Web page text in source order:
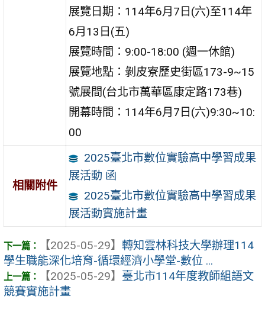
展覽日期：114年6月7日(六)至114年
6月13日(五)
展覽時間：9:00-18:00 (週一休館)
展覽地點：剝皮寮歷史街區173-9~15
號展間(台北市萬華區康定路173巷)
開幕時間：114年6月7日(六)9:30~10:
00
相關附件
2025臺北市數位實驗高中學習成果
展活動 函
2025臺北市數位實驗高中學習成果
展活動實施計畫
【2025-05-29】 轉知雲林科技大學辦理114
學生職能深化培育-循環經濟小學堂-數位 ...
【2025-05-29】 臺北市114年度教師組語文
競賽實施計畫